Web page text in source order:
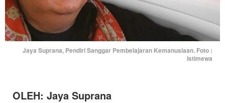
Jaya Suprana, Pendiri Sanggar Pembelajaran Kemanusiaan. Foto :
Istimewa
OLEH: Jaya Suprana